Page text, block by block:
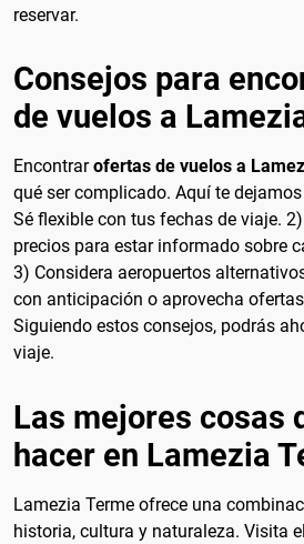
reservar.
Consejos para
de vuelos a
Encontrarofertas de vuelos a
qué ser complicado. Aquí te
Sé flexible con tus fechas de viaje.
precios para estar informado sobre
3) Considera aeropuertos
con anticipación o aprovecha
Siguiendo estos consejos, podrás
viaje.
Las mejores cosas
hacer en Lamezia
Lamezia Terme ofrece una
historia, cultura y naturaleza. Visita